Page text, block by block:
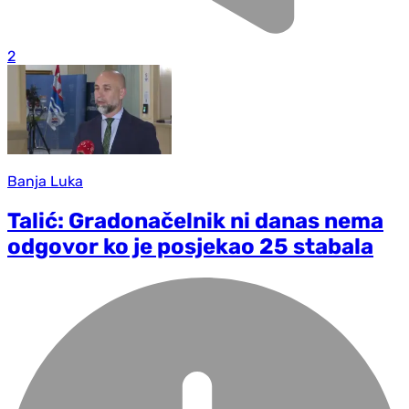
2
Banja Luka
Talić: Gradonačelnik ni danas nema
odgovor ko je posjekao 25 stabala